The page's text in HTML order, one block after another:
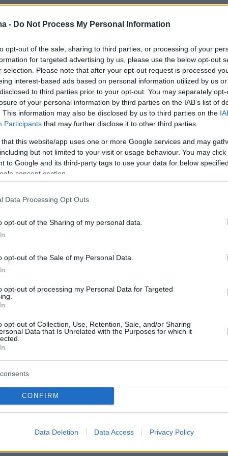
- Do Not Process My Personal Information
opt-out of the sale, sharing to third parties, or processing of your
for targeted advertising by us, please use the below opt-out
selection. Please note that after your opt-out request is processed
interest-based ads based on personal information utilized by us
to third parties prior to your opt-out. You may separately
of your personal information by third parties on the IAB’s list of
This information may also be disclosed by us to third parties on the
Participants that may further disclose it to other third parties.
that this website/app uses one or more Google services and may
but not limited to your visit or usage behaviour. You may
to Google and its third-party tags to use your data for below
consent section.
Data Processing Opt Outs
opt-out of the Sharing of my personal data.
opt-out of the Sale of my Personal Data.
opt-out of processing my Personal Data for Targeted
opt-out of Collection, Use, Retention, Sale, and/or Sharing
Data that Is Unrelated with the Purposes for which it
CONFIRM
Data Deletion Data Access Privacy Policy
αυξημένες νεφώσεις στο μεγαλύτερο
και την Μακεδονία όπου θα
και σποραδικές καταιγίδες. Στα κεντρικά
θα συνοδεύονται και από
κυρίως με μικρής διαμέτρου χαλάζι. Αργά
και τις βραδινές ώρες υπάρχει πιθανότητα
και στις Κυκλάδες και την Κρήτη.
θα κυμανθεί από 7 έως 21 βαθμούς στη
(στη Δυτική Μακεδονία από 6 έως 15
έως 19 βαθμούς στην Κεντρική και Νότια
8 έως 18 βαθμούς), 12 έως 21 βαθμούς στις
έως τους 24 βαθμούς στην Κρήτη, 12 έως
νησιά του Ανατολικού Αιγαίου και στα
πνέουν στο Αιγαίο αρχικά από ανατολικές
μέτριοι έως ισχυροί 4 έως 6 μποφόρ και τις
ώρες θα στραφούν σε νοτιάδες με την
εξασθένηση από το βράδυ. Στο Ιόνιο
από νότιες διευθύνσεις μέτριοι 4-5
v-csbqv7k2rdqx)